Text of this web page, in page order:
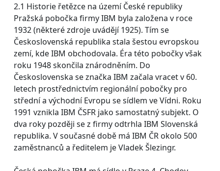
2.1 Historie řetězce na území České republiky
Pražská pobočka firmy IBM byla založena v roce
1932 (některé zdroje uvádějí 1925). Tím se
Československá republika stala šestou evropskou
zemí, kde IBM obchodovala. Éra této pobočky však
roku 1948 skončila znárodněním. Do
Československa se značka IBM začala vracet v 60.
letech prostřednictvím regionální pobočky pro
střední a východní Evropu se sídlem ve Vídni. Roku
1991 vznikla IBM ČSFR jako samostatný subjekt. O
dva roky později se z firmy odtrhla IBM Slovenská
republika. V současné době má IBM ČR okolo 500
zaměstnanců a ředitelem je Vladek Šlezingr.